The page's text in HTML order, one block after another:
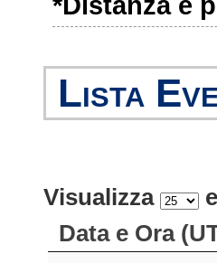
0.28
0.21
Lista
Visualizza
Data e Ora